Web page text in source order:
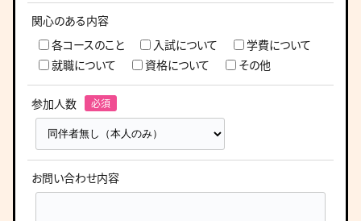
関心のある内容
各コースのこと
入試について
学費について
就職について
資格について その他
参加人数
お問い合わせ内容